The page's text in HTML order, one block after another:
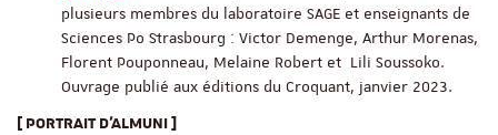
plusieurs membres du laboratoire SAGE et enseignants de
Sciences Po Strasbourg : Victor Demenge, Arthur Morenas,
Florent Pouponneau, Melaine Robert et Lili Soussoko.
Ouvrage publié aux éditions du Croquant, janvier 2023.
[ PORTRAIT D'ALMUNI ]